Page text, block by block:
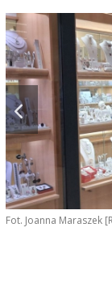
Fot. Joanna Maraszek